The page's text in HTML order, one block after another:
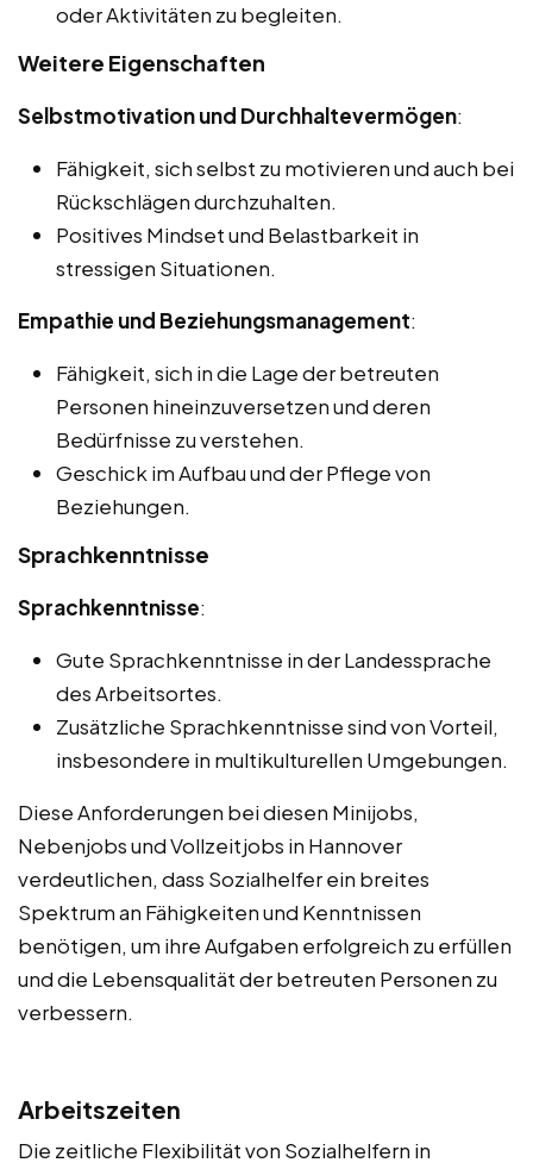
oder Aktivitäten zu begleiten.
Weitere Eigenschaften
Selbstmotivation und Durchhaltevermögen:
Fähigkeit, sich selbst zu motivieren und auch bei
Rückschlägen durchzuhalten.
Positives Mindset und Belastbarkeit in
stressigen Situationen.
Empathie und Beziehungsmanagement:
Fähigkeit, sich in die Lage der betreuten
Personen hineinzuversetzen und deren
Bedürfnisse zu verstehen.
Geschick im Aufbau und der Pflege von
Beziehungen.
Sprachkenntnisse
Sprachkenntnisse:
Gute Sprachkenntnisse in der Landessprache
des Arbeitsortes.
Zusätzliche Sprachkenntnisse sind von Vorteil,
insbesondere in multikulturellen Umgebungen.
Diese Anforderungen bei diesen Minijobs,
Nebenjobs und Vollzeitjobs in Hannover
verdeutlichen, dass Sozialhelfer ein breites
Spektrum an Fähigkeiten und Kenntnissen
benötigen, um ihre Aufgaben erfolgreich zu erfüllen
und die Lebensqualität der betreuten Personen zu
verbessern.
Arbeitszeiten
Die zeitliche Flexibilität von Sozialhelfern in